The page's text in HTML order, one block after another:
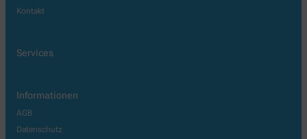
Kontakt
Services
Informationen
AGB
Datenschutz